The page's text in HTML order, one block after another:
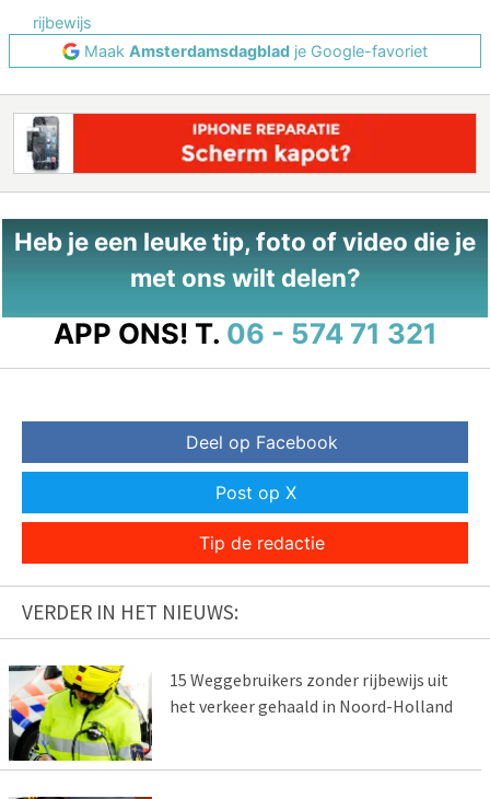
rijbewijs
Maak Amsterdamsdagblad je Google-favoriet
Heb je een leuke tip, foto of video die je
met ons wilt delen?
APP ONS! T. 06 - 574 71 321
Deel op Facebook
Post op X
Tip de redactie
VERDER IN HET NIEUWS:
15 Weggebruikers zonder rijbewijs uit
het verkeer gehaald in Noord-Holland